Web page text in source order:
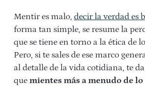
Mentir es malo, decir la verdad es
forma tan simple, se resume la
que se tiene en torno a la ética de
Pero, si te sales de ese marco
al detalle de la vida cotidiana, te
que mientes más a menudo de